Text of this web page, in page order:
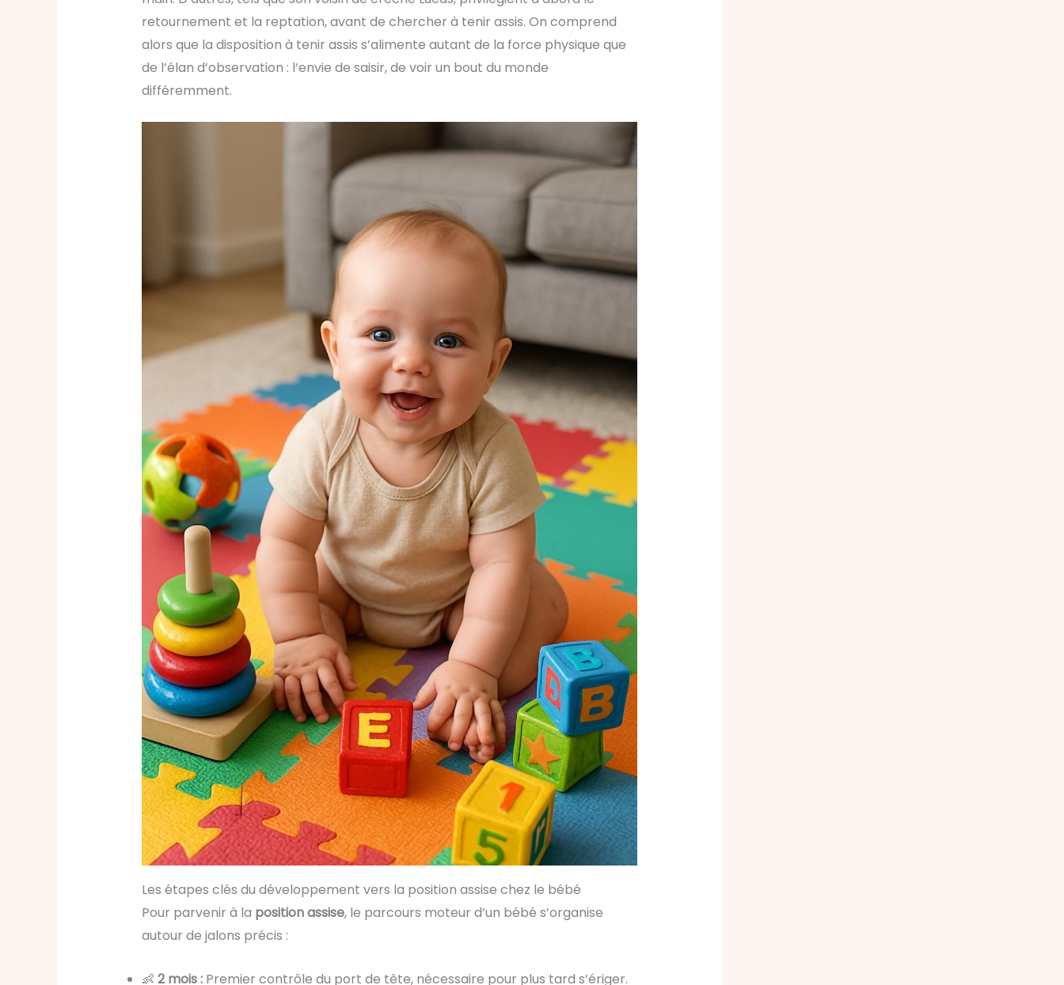
retournement et la reptation, avant de chercher à tenir assis. On comprend
alors que la disposition à tenir assis s’alimente autant de la force physique que
de l’élan d’observation : l’envie de saisir, de voir un bout du monde
différemment.
Les étapes clés du développement vers la position assise chez le bébé
Pour parvenir à la position assise, le parcours moteur d’un bébé s’organise
autour de jalons précis :
👶 2 mois :Premier contrôle du port de tête, nécessaire pour plus tard s’ériger.